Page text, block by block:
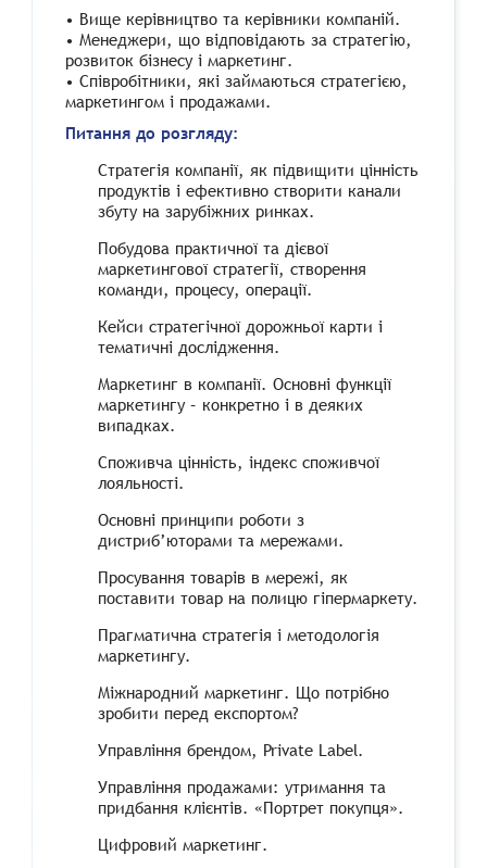
• Вище керівництво та керівники компаній.
• Менеджери, що відповідають за стратегію,
розвиток бізнесу і маркетинг.
• Співробітники, які займаються стратегією,
маркетингом і продажами.
Питання до розгляду:
Стратегія компанії, як підвищити цінність
продуктів і ефективно створити канали
збуту на зарубіжних ринках.
Побудова практичної та дієвої
маркетингової стратегії, створення
команди, процесу, операції.
Кейси стратегічної дорожньої карти і
тематичні дослідження.
Маркетинг в компанії. Основні функції
маркетингу – конкретно і в деяких
випадках.
Споживча цінність, індекс споживчої
лояльності.
Основні принципи роботи з
дистриб’юторами та мережами.
Просування товарів в мережі, як
поставити товар на полицю гіпермаркету.
Прагматична стратегія і методологія
маркетингу.
Міжнародний маркетинг. Що потрібно
зробити перед експортом?
Управління брендом, Private Label.
Управління продажами: утримання та
придбання клієнтів. «Портрет покупця».
Цифровий маркетинг.